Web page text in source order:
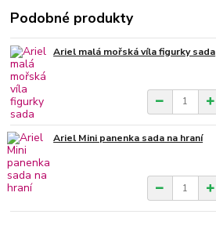
Podobné produkty
Ariel malá mořská víla figurky sada
Ariel Mini panenka sada na hraní